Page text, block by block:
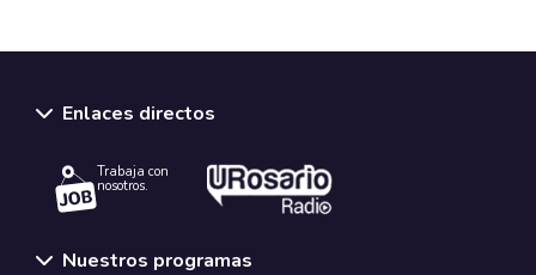
Enlaces directos
Trabaja con
nosotros.
Nuestros programas